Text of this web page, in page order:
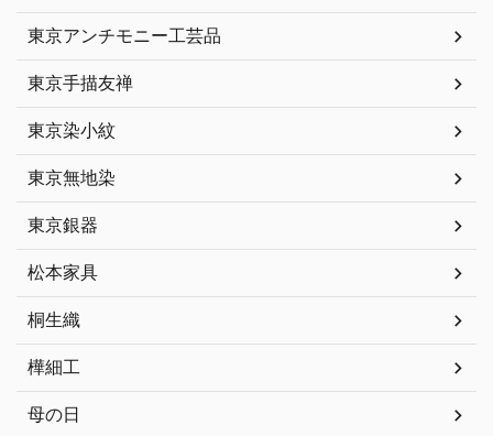
東京アンチモニー工芸品
東京手描友禅
東京染小紋
東京無地染
東京銀器
松本家具
桐生織
樺細工
母の日